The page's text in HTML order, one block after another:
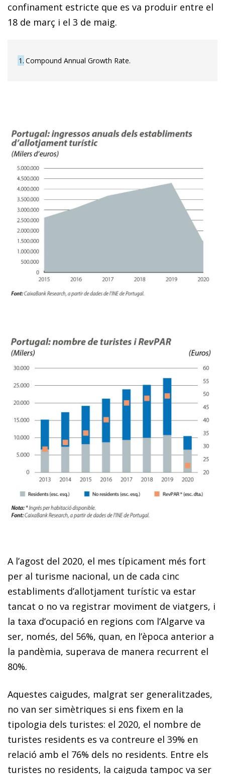
confinament estricte que es va produir entre el
18 de març i el 3 de maig.
1 Compound Annual Growth Rate.
A l’agost del 2020, el mes típicament més fort
per al turisme nacional, un de cada cinc
establiments d’allotjament turístic va estar
tancat o no va registrar moviment de viatgers, i
la taxa d’ocupació en regions com l’Algarve va
ser, només, del 56%, quan, en l’època anterior a
la pandèmia, superava de manera recurrent el
80%.
Aquestes caigudes, malgrat ser generalitzades,
no van ser simètriques si ens fixem en la
tipologia dels turistes: el 2020, el nombre de
turistes residents es va contreure el 39% en
relació amb el 76% dels no residents. Entre els
turistes no residents, la caiguda tampoc va ser